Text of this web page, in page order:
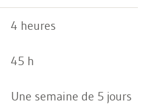
4 heures
45 h
Une semaine de 5 jours